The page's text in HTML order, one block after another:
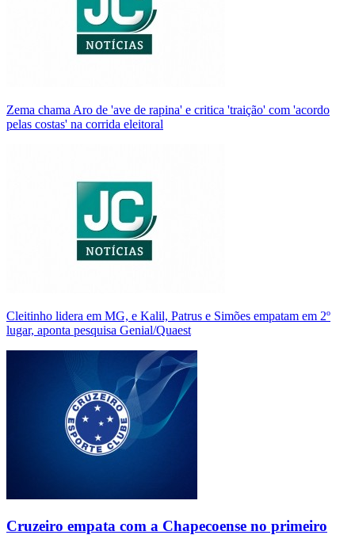
Zema chama Aro de 'ave de rapina' e critica 'traição' com 'acordo
pelas costas' na corrida eleitoral
Cleitinho lidera em MG, e Kalil, Patrus e Simões empatam em 2º
lugar, aponta pesquisa Genial/Quaest
Cruzeiro empata com a Chapecoense no primeiro